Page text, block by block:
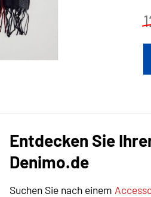
Entdecken Sie
Denimo.de
Suchen Sie nach einem